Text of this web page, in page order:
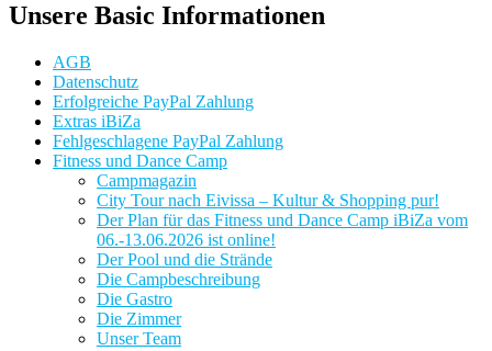
Unsere Basic Informationen
AGB
Datenschutz
Erfolgreiche PayPal Zahlung
Extras iBiZa
Fehlgeschlagene PayPal Zahlung
Fitness und Dance Camp
Campmagazin
City Tour nach Eivissa – Kultur & Shopping pur!
Der Plan für das Fitness und Dance Camp iBiZa vom
06.-13.06.2026 ist online!
Der Pool und die Strände
Die Campbeschreibung
Die Gastro
Die Zimmer
Unser Team